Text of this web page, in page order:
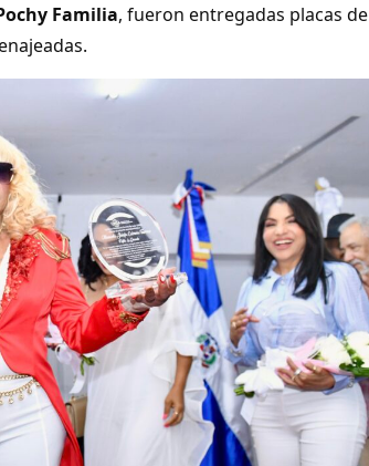
Familia, fueron entregadas placas de